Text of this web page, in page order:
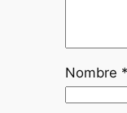
Nombre *